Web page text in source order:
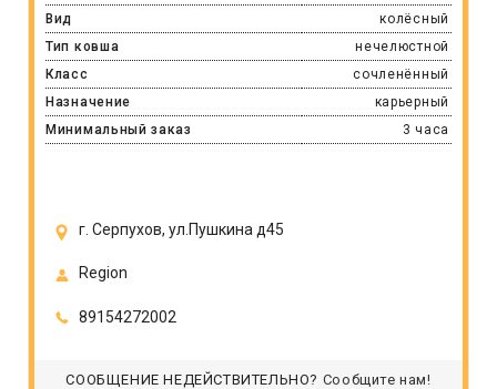
Вид
колёсный
Тип ковша
нечелюстной
Класс
сочленённый
Назначение
карьерный
Минимальный заказ
3 часа
г. Серпухов, ул.Пушкина д45
Region
89154272002
СООБЩЕНИЕ НЕДЕЙСТВИТЕЛЬНО? Сообщите нам!